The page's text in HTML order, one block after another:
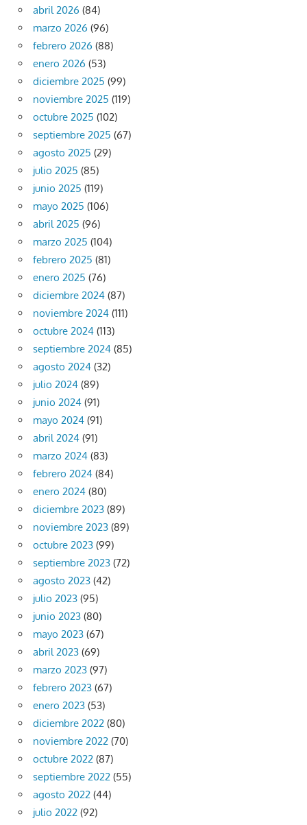
abril 2026 (84)
marzo 2026 (96)
febrero 2026 (88)
enero 2026 (53)
diciembre 2025 (99)
noviembre 2025 (119)
octubre 2025 (102)
septiembre 2025 (67)
agosto 2025 (29)
julio 2025 (85)
junio 2025 (119)
mayo 2025 (106)
abril 2025 (96)
marzo 2025 (104)
febrero 2025 (81)
enero 2025 (76)
diciembre 2024 (87)
noviembre 2024 (111)
octubre 2024 (113)
septiembre 2024 (85)
agosto 2024 (32)
julio 2024 (89)
junio 2024 (91)
mayo 2024 (91)
abril 2024 (91)
marzo 2024 (83)
febrero 2024 (84)
enero 2024 (80)
diciembre 2023 (89)
noviembre 2023 (89)
octubre 2023 (99)
septiembre 2023 (72)
agosto 2023 (42)
julio 2023 (95)
junio 2023 (80)
mayo 2023 (67)
abril 2023 (69)
marzo 2023 (97)
febrero 2023 (67)
enero 2023 (53)
diciembre 2022 (80)
noviembre 2022 (70)
octubre 2022 (87)
septiembre 2022 (55)
agosto 2022 (44)
julio 2022 (92)